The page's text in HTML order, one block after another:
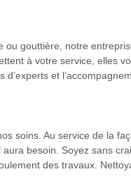
gouttière, notre
à votre service, elles
et
soins. Au service de la
besoin. Soyez sans
des travaux.